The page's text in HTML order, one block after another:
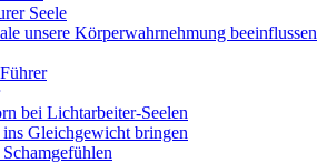
Seele
unsere Körperwahrnehmung beeinflussen
bei Lichtarbeiter-Seelen
Gleichgewicht bringen